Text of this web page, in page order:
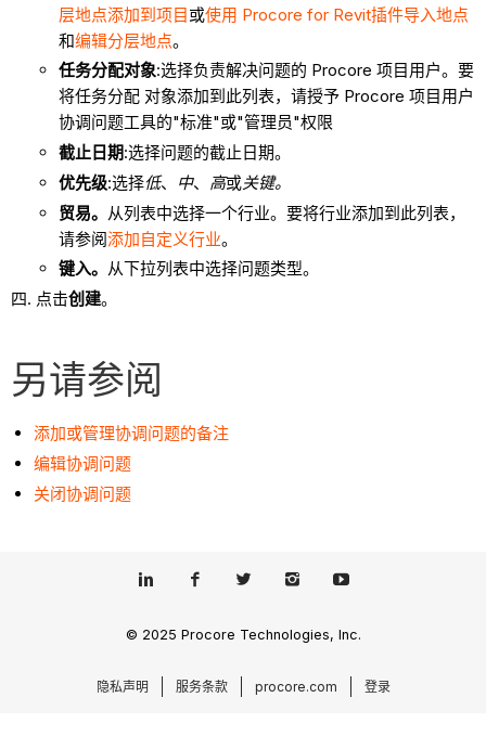
层地点添加到项目或使用 Procore for Revit插件导入地点
和编辑分层地点。
任务分配对象:选择负责解决问题的 Procore 项目用户。要
将任务分配 对象添加到此列表，请授予 Procore 项目用户
协调问题工具的"标准"或"管理员"权限
截止日期:选择问题的截止日期。
优先级:选择低、 中、 高或关键。
贸易。 从列表中选择一个行业。要将行业添加到此列表，
请参阅添加自定义行业。
键入。 从下拉列表中选择问题类型。
点击创建。
另请参阅
添加或管理协调问题的备注
编辑协调问题
关闭协调问题
© 2025 Procore Technologies, Inc.
隐私声明 服务条款 procore.com 登录